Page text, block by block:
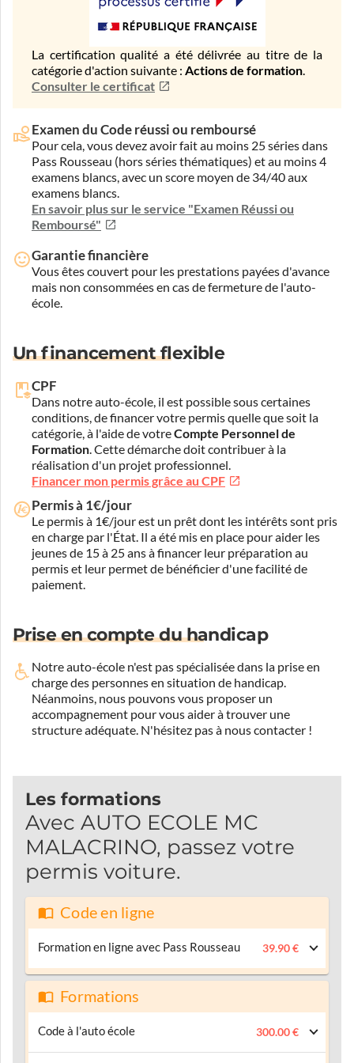
La certification qualité a été délivrée au titre de la
catégorie d'action suivante : Actions de formation.
Consulter le certificat
Examen du Code réussi ou remboursé
Pour cela, vous devez avoir fait au moins 25 séries dans
Pass Rousseau (hors séries thématiques) et au moins 4
examens blancs, avec un score moyen de 34/40 aux
examens blancs.
En savoir plus sur le service "Examen Réussi ou
Remboursé"
Garantie financière
Vous êtes couvert pour les prestations payées d'avance
mais non consommées en cas de fermeture de l'auto-
école.
Un financement flexible
CPF
Dans notre auto-école, il est possible sous certaines
conditions, de financer votre permis quelle que soit la
catégorie, à l'aide de votreCompte Personnel de
Formation. Cette démarche doit contribuer à la
réalisation d'un projet professionnel.
Financer mon permis grâce au CPF
Permis à 1€/jour
Le permis à 1€/jour est un prêt dont les intérêts sont pris
en charge par l'État. Il a été mis en place pour aider les
jeunes de 15 à 25 ans à financer leur préparation au
permis et leur permet de bénéficier d'une facilité de
paiement.
Prise en compte du handicap
Notre auto-école n'est pas spécialisée dans la prise en
charge des personnes en situation de handicap.
Néanmoins, nous pouvons vous proposer un
accompagnement pour vous aider à trouver une
structure adéquate. N'hésitez pas à nous contacter !
Les formations
Avec AUTO ECOLE MC
MALACRINO, passez votre
permis voiture.
Code en ligne
Formation en ligne avec Pass Rousseau 39.90 €
Formations
Code à l'auto école 300.00 €